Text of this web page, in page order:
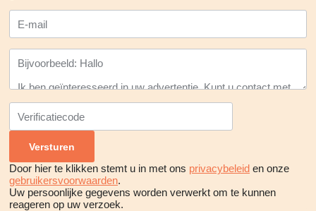
Door hier te klikken stemt u in met ons privacybeleid en onze
gebruikersvoorwaarden.
Uw persoonlijke gegevens worden verwerkt om te kunnen
reageren op uw verzoek.